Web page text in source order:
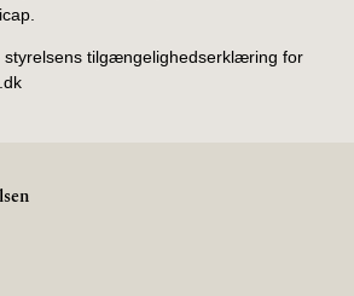
styrelsens tilgængelighedserklæring for